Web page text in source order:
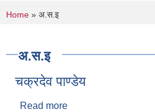
You are here
Home » अ.स.इ
अ.स.इ
चक्रदेव पाण्डेय
Read more